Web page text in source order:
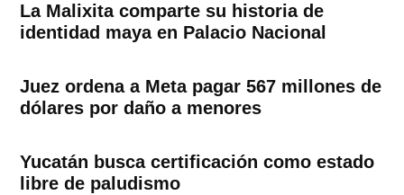
La Malixita comparte su historia de
identidad maya en Palacio Nacional
Juez ordena a Meta pagar 567 millones de
dólares por daño a menores
Yucatán busca certificación como estado
libre de paludismo